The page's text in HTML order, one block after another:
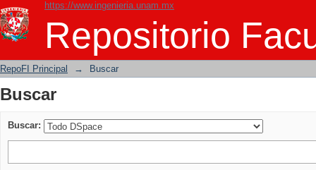
https://www.ingenieria.unam.mx
Repositorio
Buscar
RepoFI Principal → Buscar
Buscar
Buscar: